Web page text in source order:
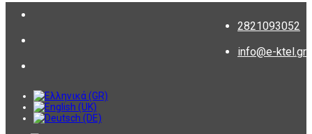
2821093052
info@e-ktel.gr